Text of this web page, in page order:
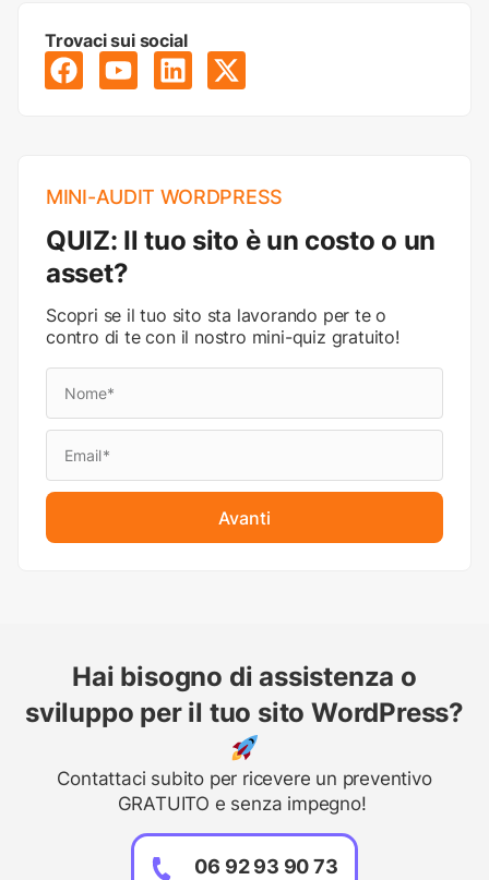
Trovaci sui social
MINI-AUDIT WORDPRESS
QUIZ: Il tuo sito è un costo o un
asset?
Scopri se il tuo sito sta lavorando per te o
contro di te con il nostro mini-quiz gratuito!
Avanti
Hai bisogno di assistenza o
sviluppo per il tuo sito WordPress?
Contattaci subito per ricevere un preventivo
GRATUITO e senza impegno!
06 92 93 90 73